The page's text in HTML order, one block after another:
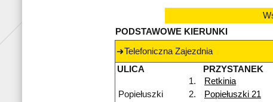
PODSTAWOWE KIERUNKI
Telefoniczna Zajezdnia
ULICA
PRZYSTANEK
1.
Retkinia
Popiełuszki
2. Popiełuszki 21